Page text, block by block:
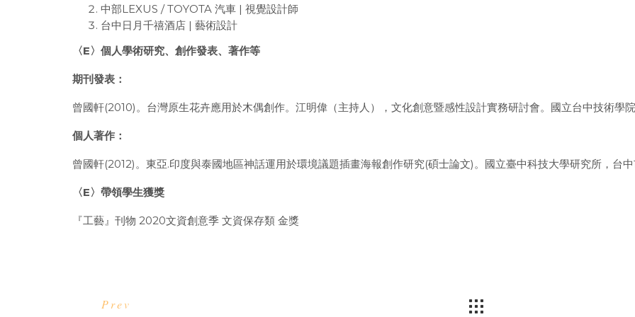
中部LEXUS / TOYOTA 汽車 | 視覺設計師
台中日月千禧酒店 | 藝術設計
〈E〉個人學術研究、創作發表、著作等
期刊發表：
曾國軒(2010)。台灣原生花卉應用於木偶創作。江明偉（主持人），文化創意暨感性設計實務研討會。國立台中技術學院
個人著作：
曾國軒(2012)。東亞.印度與泰國地區神話運用於環境議題插畫海報創作研究(碩士論文)。國立臺中科技大學研究所，台中
〈E〉帶領學生獲獎
『工藝』刊物 2020文資創意季 文資保存類 金獎
Prev